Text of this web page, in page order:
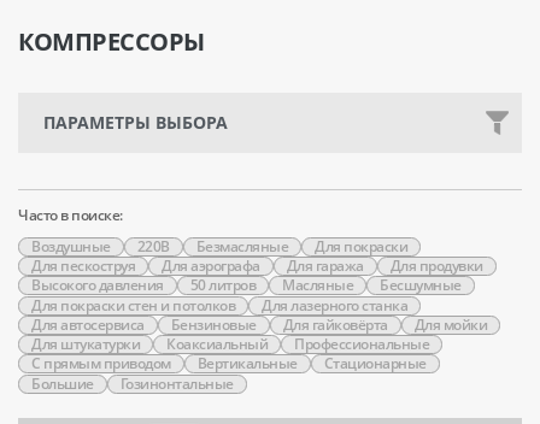
КОМПРЕССОРЫ
ПАРАМЕТРЫ ВЫБОРА
Часто в поиске:
Воздушные
220В Безмасляные
Для покраски
Для пескоструя
Для аэрографа Для гаража
Для продувки
Высокого давления
50 литров Масляные
Бесшумные
Для покраски стен и потолков
Для лазерного станка
Для автосервиса
Бензиновые Для гайковёрта
Для мойки
Для штукатурки
Коаксиальный
Профессиональные
С прямым приводом
Вертикальные
Стационарные
Большие
Гозинонтальные